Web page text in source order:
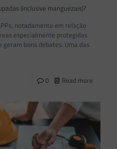
(inclusive manguezais)?
notadamente em relação
especialmente protegidas
bons debates. Uma das
0 Read more